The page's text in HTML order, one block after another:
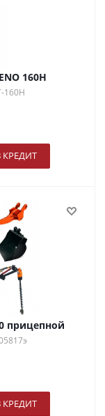
160H
160H
КРЕДИТ
прицепной
КРЕДИТ